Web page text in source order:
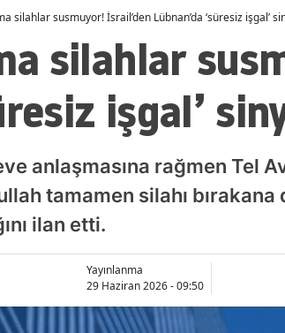
silahlar susmuyor! İsrail’den Lübnan’da ‘süresiz işgal’
silahlar
işgal’
anlaşmasına rağmen Tel
tamamen silahı
ilan etti.
Yayınlanma
29 Haziran 2026 - 09:50